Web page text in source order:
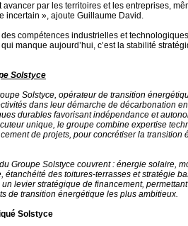
avancer par les territoires et les entreprises,
incertain », ajoute Guillaume David.
compétences industrielles et
manque aujourd’hui, c’est la stabilité
Solstyce
Solstyce, opérateur de transition
dans leur démarche de décarbonation
durables favorisant indépendance et
unique, le groupe combine expertise
de projets, pour concrétiser la transition
Groupe Solstyce couvrent : énergie solaire,
étanchéité des toitures-terrasses et stratégie
un levier stratégique de financement,
de transition énergétique les plus ambitieux.
Solstyce